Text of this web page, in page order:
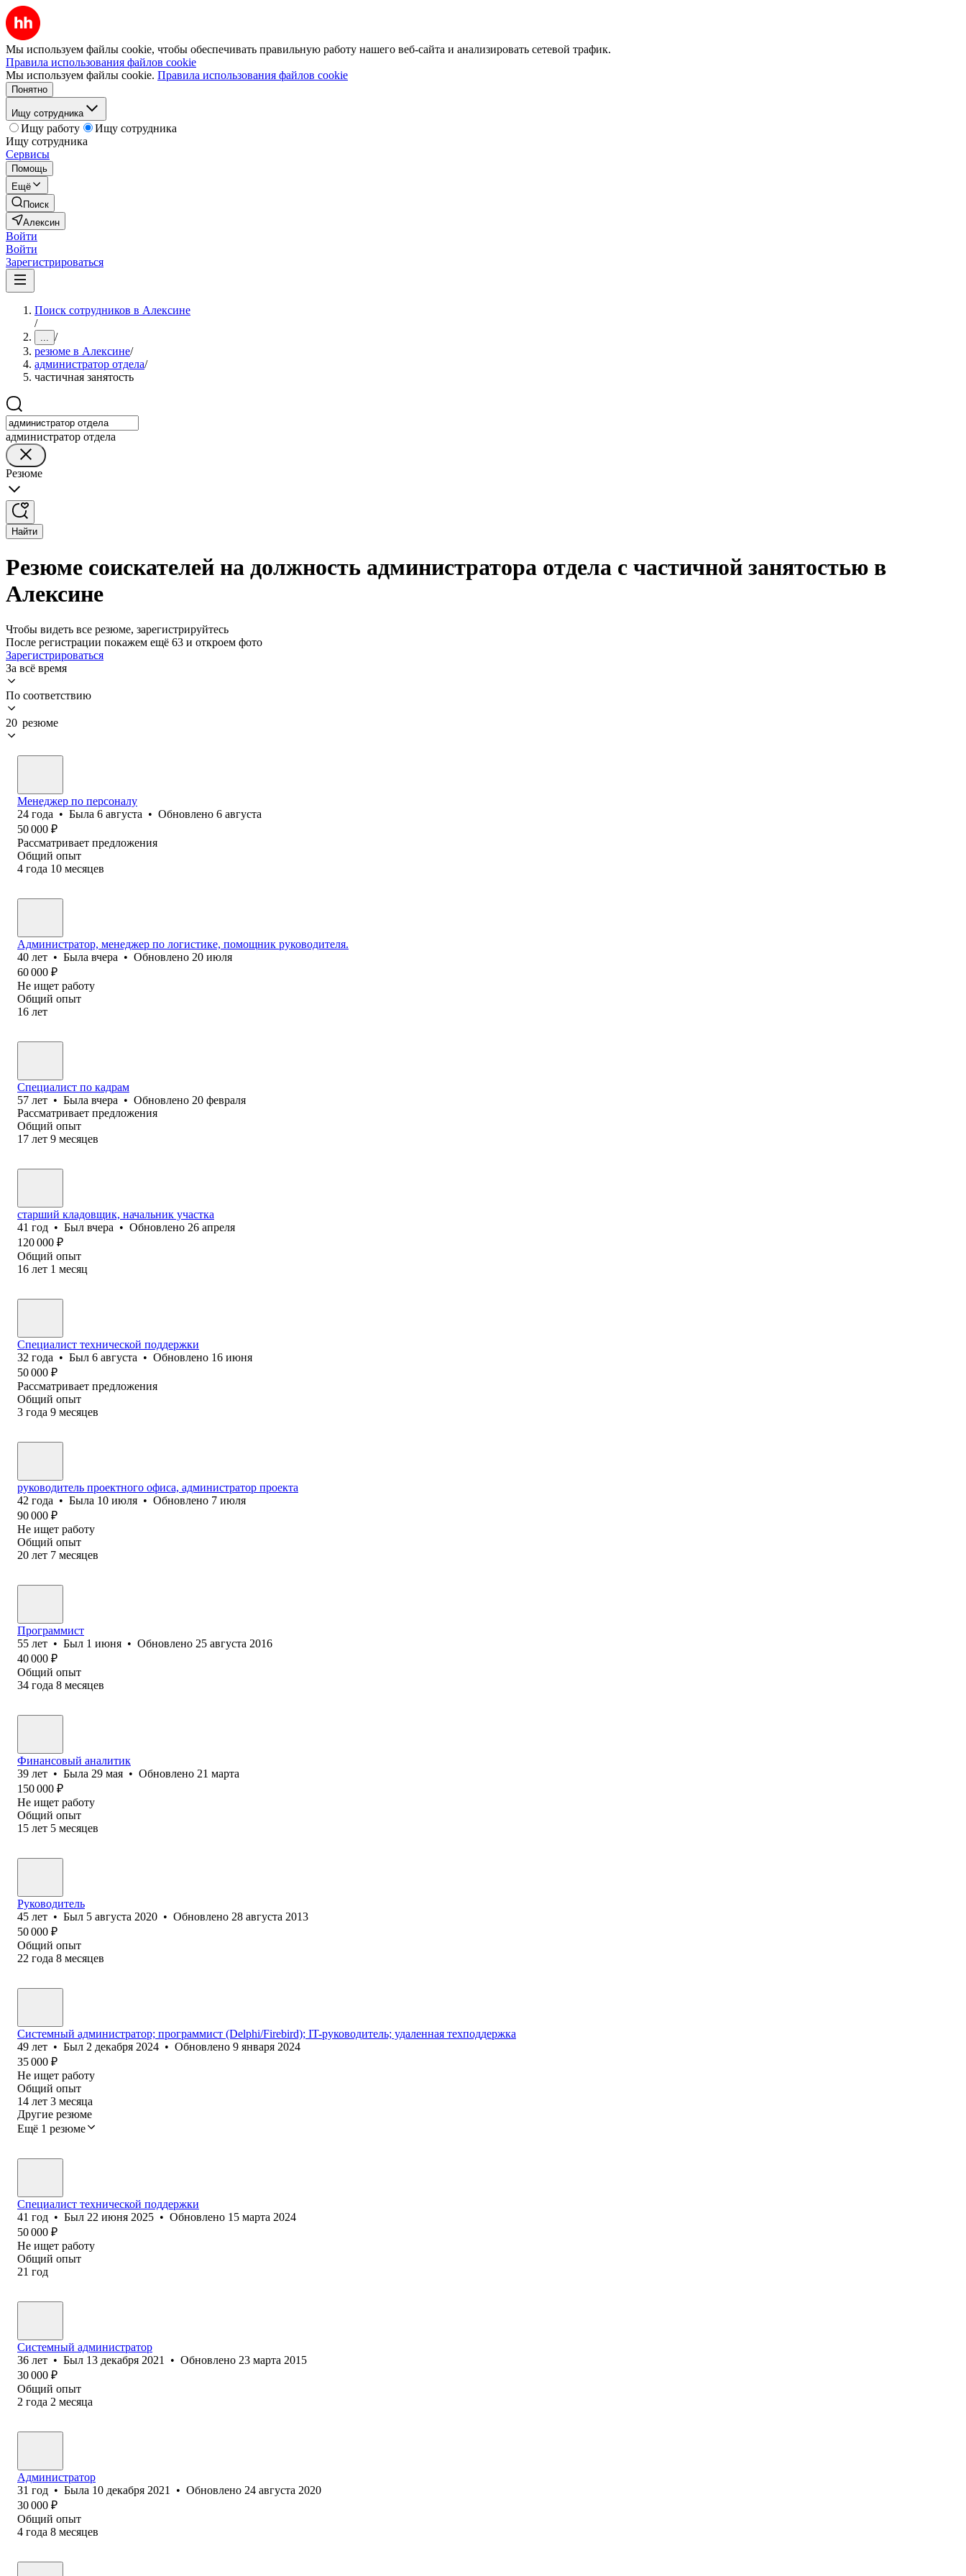
Мы используем файлы cookie, чтобы обеспечивать правильную работу нашего веб-сайта и анализировать сетевой трафик.
Правила использования файлов cookie
Мы используем файлы cookie. Правила использования файлов cookie
Понятно
Ищу сотрудника
Ищу работу
Ищу сотрудника
Ищу сотрудника
Сервисы
Помощь
Ещё
Поиск
Алексин
Войти
Войти
Зарегистрироваться
Поиск сотрудников в Алексине
/
... /
резюме в Алексине/
администратор отдела/
частичная занятость
администратор отдела
Резюме
Найти
Резюме соискателей на должность администратора отдела с частичной занятостью в
Алексине
Чтобы видеть все резюме, зарегистрируйтесь
После регистрации покажем ещё 63 и откроем фото
Зарегистрироваться
За всё время
По соответствию
20 резюме
Менеджер по персоналу
24 года • Была 6 августа • Обновлено 6 августа
50 000 ₽
Рассматривает предложения
Общий опыт
4 года 10 месяцев
Администратор, менеджер по логистике, помощник руководителя.
40 лет • Была вчера • Обновлено 20 июля
60 000 ₽
Не ищет работу
Общий опыт
16 лет
Специалист по кадрам
57 лет • Была вчера • Обновлено 20 февраля
Рассматривает предложения
Общий опыт
17 лет 9 месяцев
старший кладовщик, начальник участка
41 год • Был вчера • Обновлено 26 апреля
120 000 ₽
Общий опыт
16 лет 1 месяц
Специалист технической поддержки
32 года • Был 6 августа • Обновлено 16 июня
50 000 ₽
Рассматривает предложения
Общий опыт
3 года 9 месяцев
руководитель проектного офиса, администратор проекта
42 года • Была 10 июля • Обновлено 7 июля
90 000 ₽
Не ищет работу
Общий опыт
20 лет 7 месяцев
Программист
55 лет • Был 1 июня • Обновлено 25 августа 2016
40 000 ₽
Общий опыт
34 года 8 месяцев
Финансовый аналитик
39 лет • Была 29 мая • Обновлено 21 марта
150 000 ₽
Не ищет работу
Общий опыт
15 лет 5 месяцев
Руководитель
45 лет • Был 5 августа 2020 • Обновлено 28 августа 2013
50 000 ₽
Общий опыт
22 года 8 месяцев
Системный администратор; программист (Delphi/Firebird); IT-руководитель; удаленная техподдержка
49 лет • Был 2 декабря 2024 • Обновлено 9 января 2024
35 000 ₽
Не ищет работу
Общий опыт
14 лет 3 месяца
Другие резюме
Ещё 1 резюме
Специалист технической поддержки
41 год • Был 22 июня 2025 • Обновлено 15 марта 2024
50 000 ₽
Не ищет работу
Общий опыт
21 год
Системный администратор
36 лет • Был 13 декабря 2021 • Обновлено 23 марта 2015
30 000 ₽
Общий опыт
2 года 2 месяца
Администратор
31 год • Была 10 декабря 2021 • Обновлено 24 августа 2020
30 000 ₽
Общий опыт
4 года 8 месяцев